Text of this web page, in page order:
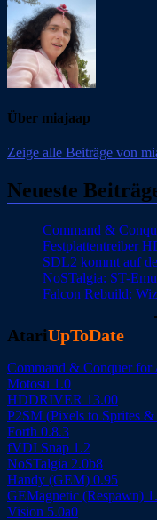
Über miajaap
Zeige alle Beiträge von
Neueste
Command &
Festplattentreiber
SDL2 kommt auf
NoSTalgia: ST-
Falcon Rebuild:
AtariUpToDate
Command & Conquer for
Motosu 1.0
HDDRIVER 13.00
P2SM (Pixels to Sprites
Forth 0.8.3
fVDI Snap 1.2
NoSTalgia 2.0b8
Handy (GEM) 0.95
GEMagnetic (Respawn)
Vision 5.0a0